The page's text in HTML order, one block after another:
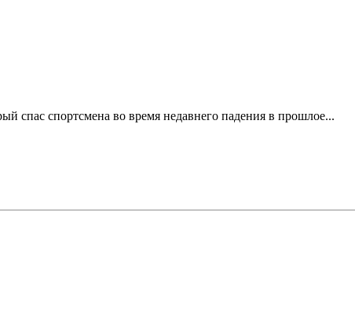
спас спортсмена во время недавнего падения в прошлое...